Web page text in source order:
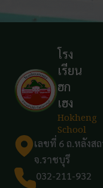
โรง
เรียน
ฮก
เฮง
Hokheng
School
เลขที่ 6 ถ.หลังส
จ.ราชบุรี
032-211-932